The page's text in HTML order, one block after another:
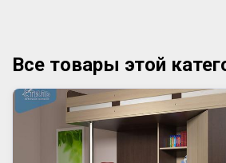
Все товары этой